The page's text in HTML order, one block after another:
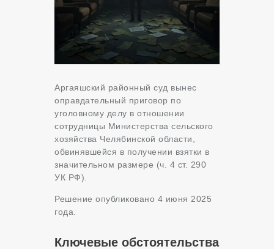
Аргаяшский районный суд вынес
оправдательный приговор по
уголовному делу в отношении
сотрудницы Министерства сельского
хозяйства Челябинской области,
обвинявшейся в получении взятки в
значительном размере (ч. 4 ст. 290
УК РФ).
Решение опубликовано 4 июня 2025
года.
Ключевые обстоятельства